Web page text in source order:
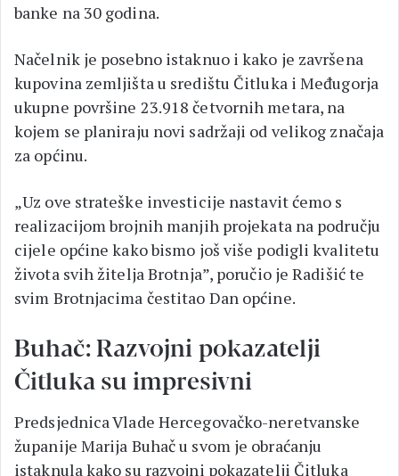
banke na 30 godina.
Načelnik je posebno istaknuo i kako je završena
kupovina zemljišta u središtu Čitluka i Međugorja
ukupne površine 23.918 četvornih metara, na
kojem se planiraju novi sadržaji od velikog značaja
za općinu.
„Uz ove strateške investicije nastavit ćemo s
realizacijom brojnih manjih projekata na području
cijele općine kako bismo još više podigli kvalitetu
života svih žitelja Brotnja”, poručio je Radišić te
svim Brotnjacima čestitao Dan općine.
Buhač: Razvojni pokazatelji
Čitluka su impresivni
Predsjednica Vlade Hercegovačko-neretvanske
županije Marija Buhač u svom je obraćanju
istaknula kako su razvojni pokazatelji Čitluka